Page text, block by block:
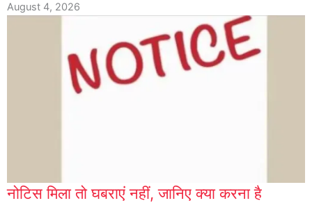
August 4, 2026
नोटिस मिला तो घबराएं नहीं, जानिए क्या करना है